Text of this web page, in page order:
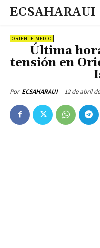
ECSAHARAUI
ORIENTE MEDIO
Última
tensión en
Por ECSAHARAUI 12 de abril